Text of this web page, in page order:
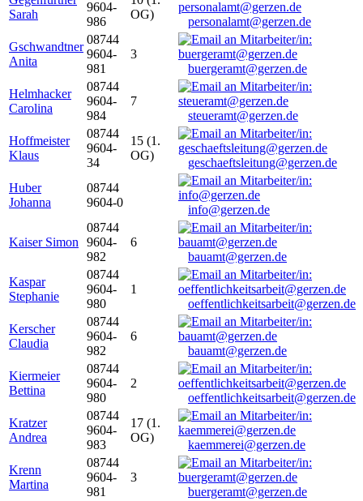
Sarah
9604-
986
OG)
personalamt@gerzen.de
Gschwandtner
Anita
08744
9604-
981
3
buergeramt@gerzen.de
Helmhacker
Carolina
08744
9604-
984
7
steueramt@gerzen.de
Hoffmeister
Klaus
08744
9604-
34
15 (1.
OG)
geschaeftsleitung@gerzen.de
Huber
Johanna
08744
9604-0
info@gerzen.de
Kaiser Simon
08744
9604-
982
6
bauamt@gerzen.de
Kaspar
Stephanie
08744
9604-
980
1
oeffentlichkeitsarbeit@gerzen.de
Kerscher
Claudia
08744
9604-
982
6
bauamt@gerzen.de
Kiermeier
Bettina
08744
9604-
980
2
oeffentlichkeitsarbeit@gerzen.de
Kratzer
Andrea
08744
9604-
983
17 (1.
OG)
kaemmerei@gerzen.de
Krenn
Martina
08744
9604-
981
3
buergeramt@gerzen.de